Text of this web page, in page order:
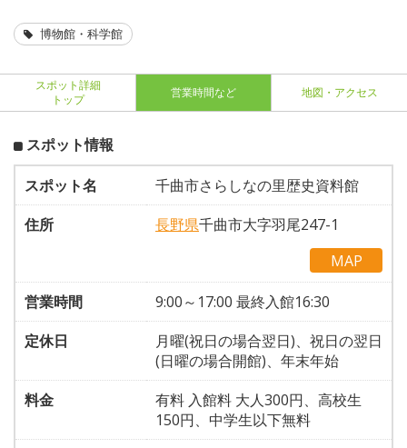
博物館・科学館
スポット詳細
トップ
営業時間など 地図・アクセス
スポット情報
スポット名
千曲市さらしなの里歴史資料館
住所
長野県千曲市大字羽尾247-1
MAP
営業時間
9:00～17:00 最終入館16:30
定休日
月曜(祝日の場合翌日)、祝日の翌日
(日曜の場合開館)、年末年始
料金
有料 入館料 大人300円、高校生
150円、中学生以下無料